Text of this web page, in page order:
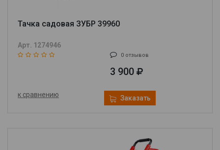
Тачка садовая ЗУБР 39960
Арт. 1274946
0 отзывов
3 900
к сравнению Заказать